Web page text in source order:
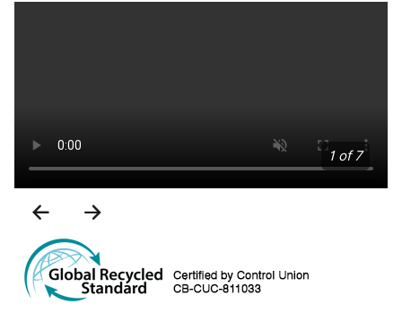
1 of 7
Previous
Slide